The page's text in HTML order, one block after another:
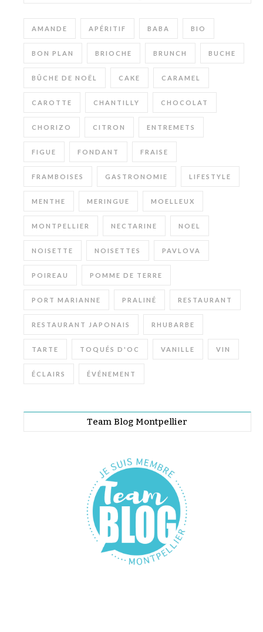
AMANDE APÉRITIF BABA BIO
BON PLAN BRIOCHE BRUNCH BUCHE
BÛCHE DE NOËL CAKE CARAMEL
CAROTTE CHANTILLY CHOCOLAT
CHORIZO CITRON ENTREMETS
FIGUE FONDANT FRAISE
FRAMBOISES GASTRONOMIE LIFESTYLE
MENTHE MERINGUE MOELLEUX
MONTPELLIER NECTARINE NOEL
NOISETTE NOISETTES PAVLOVA
POIREAU POMME DE TERRE
PORT MARIANNE PRALINÉ RESTAURANT
RESTAURANT JAPONAIS RHUBARBE
TARTE TOQUÉS D'OC VANILLE VIN
ÉCLAIRS ÉVÉNEMENT
Team Blog Montpellier